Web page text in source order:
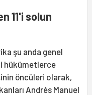
11'i solun
şu anda genel
hükümetlerce
öncüleri olarak,
Andrés Manuel